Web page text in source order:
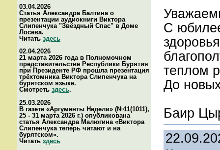
03.04.2026
Статья Александра Балтина о
презентации аудиокниги Виктора
Слипенчука "Звёздный Спас" в Доме
Лосева.
Читать здесь
02.04.2026
21 марта 2026 года в Полномочном
представительстве Республики Бурятия
при Президенте РФ прошла презентация
трёхтомника Виктора Слипенчука на
бурятском языке.
Смотреть здесь.
25.03.2026
В газете «Аргументы Недели» (№11(1011),
25 - 31 марта 2026 г.) опубликована
статья Александра Малюгина «Виктора
Слипенчука теперь читают и на
бурятском».
Читать здесь
С
теплом
До
Баир